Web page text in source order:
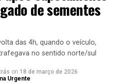
de sementes
das 4h, quando o veículo,
no sentido norte/sul
on 18 de março de 2026
Urgente